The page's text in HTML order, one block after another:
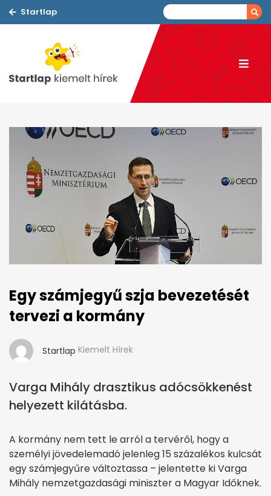
Startlap
Egy számjegyű szja bevezetését
tervezi a kormány
Startlap Kiemelt Hírek
Varga Mihály drasztikus adócsökkenést
helyezett kilátásba.
A kormány nem tett le arról a tervéről, hogy a
személyi jövedelemadó jelenleg 15 százalékos kulcsát
egy számjegyűre változtassa – jelentette ki Varga
Mihály nemzetgazdasági miniszter a Magyar Időknek.